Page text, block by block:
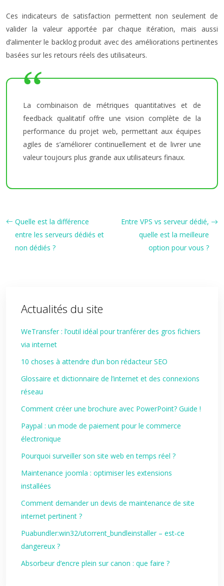
Ces indicateurs de satisfaction permettent non seulement de
valider la valeur apportée par chaque itération, mais aussi
d’alimenter le backlog produit avec des améliorations pertinentes
basées sur les retours réels des utilisateurs.
La combinaison de métriques quantitatives et de
feedback qualitatif offre une vision complète de la
performance du projet web, permettant aux équipes
agiles de s’améliorer continuellement et de livrer une
valeur toujours plus grande aux utilisateurs finaux.
Quelle est la différence
entre les serveurs dédiés et
non dédiés ?
Entre VPS vs serveur dédié,
quelle est la meilleure
option pour vous ?
Actualités du site
WeTransfer : l’outil idéal pour tranférer des gros fichiers
via internet
10 choses à attendre d’un bon rédacteur SEO
Glossaire et dictionnaire de l’internet et des connexions
réseau
Comment créer une brochure avec PowerPoint? Guide !
Paypal : un mode de paiement pour le commerce
électronique
Pourquoi surveiller son site web en temps réel ?
Maintenance joomla : optimiser les extensions
installées
Comment demander un devis de maintenance de site
internet pertinent ?
Puabundler:win32/utorrent_bundleinstaller – est‑ce
dangereux ?
Absorbeur d’encre plein sur canon : que faire ?